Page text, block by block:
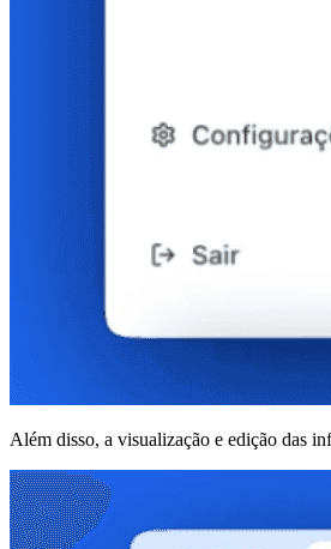
Além disso, a visualização e edição das